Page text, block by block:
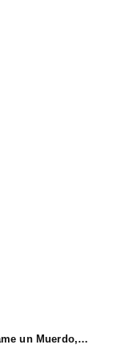
Fungi Natur y Dame un Muerdo, premios a los mejores estands de la Feria Agroalimentaria de Productos Ecológicos